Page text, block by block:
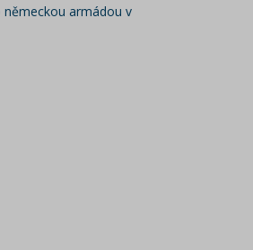
německou armádou v